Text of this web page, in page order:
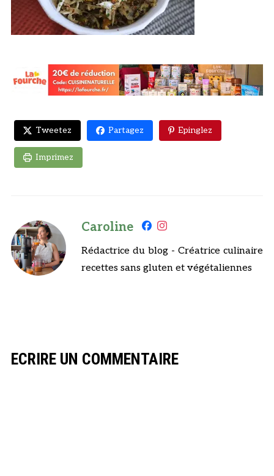
Tweetez Partagez Epinglez
Imprimez
Caroline
Rédactrice du blog - Créatrice culinaire
recettes sans gluten et végétaliennes
ECRIRE UN COMMENTAIRE